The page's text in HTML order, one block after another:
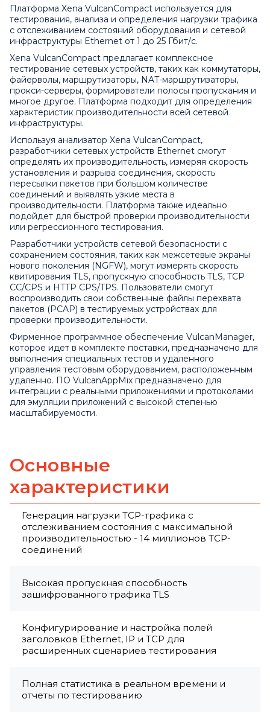
Платформа Xena VulcanCompact используется для
тестирования, анализа и определения нагрузки трафика
с отслеживанием состояний оборудования и сетевой
инфраструктуры Ethernet от 1 до 25 Гбит/с.
Xena VulcanCompact предлагает комплексное
тестирование сетевых устройств, таких как коммутаторы,
файерволы, маршрутизаторы, NAT-маршрутизаторы,
прокси-серверы, формирователи полосы пропускания и
многое другое. Платформа подходит для определения
характеристик производительности всей сетевой
инфраструктуры.
Используя анализатор Xena VulcanCompact,
разработчики сетевых устройств Ethernet смогут
определять их производительность, измеряя скорость
установления и разрыва соединения, скорость
пересылки пакетов при большом количестве
соединений и выявлять узкие места в
производительности. Платформа также идеально
подойдет для быстрой проверки производительности
или регрессионного тестирования.
Разработчики устройств сетевой безопасности с
сохранением состояния, таких как межсетевые экраны
нового поколения (NGFW), могут измерять скорость
квитирования TLS, пропускную способность TLS, TCP
CC/CPS и HTTP CPS/TPS. Пользователи смогут
воспроизводить свои собственные файлы перехвата
пакетов (PCAP) в тестируемых устройствах для
проверки производительности.
Фирменное программное обеспечение VulcanManager,
которое идет в комплекте поставки, предназначено для
выполнения специальных тестов и удаленного
управления тестовым оборудованием, расположенным
удаленно. ПО VulcanAppMix предназначено для
интеграции с реальными приложениями и протоколами
для эмуляции приложений с высокой степенью
масштабируемости.
Основные
характеристики
Генерация нагрузки TCP-трафика с
отслеживанием состояния с максимальной
производительностью - 14 миллионов TCP-
соединений
Высокая пропускная способность
зашифрованного трафика TLS
Конфигурирование и настройка полей
заголовков Ethernet, IP и TCP для
расширенных сценариев тестирования
Полная статистика в реальном времени и
отчеты по тестированию